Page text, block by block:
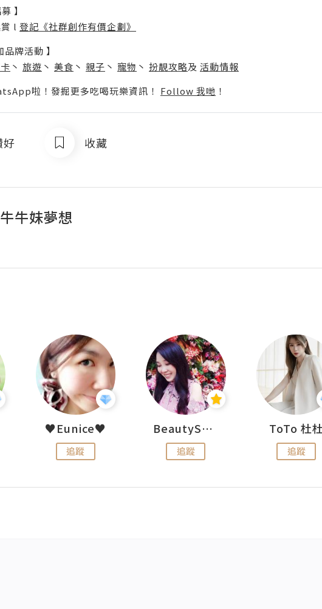
】
l 登記《社群創作有價企劃》
牌活動 】
丶 旅遊 丶 美食 丶 親子 丶 寵物 丶 扮靚攻略及 活動情報
啦！發掘更多吃喝玩樂資訊！ Follow 我哋 ！
好 收藏
牛牛妹夢想
♥Eunice♥
追蹤
BeautySearch
追蹤
ToTo 杜
追蹤